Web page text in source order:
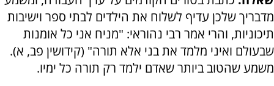
מדבריך שלכן עדיף לשלוח את הילדים לבתי ספר וישיבות
תיכוניות, והרי אמר רבי נהוראי: "מניח אני כל אומנות
שבעולם ואיני מלמד את בני אלא תורה" (קידושין פב, א).
משמע שהטוב ביותר שאדם ילמד רק תורה כל ימיו.